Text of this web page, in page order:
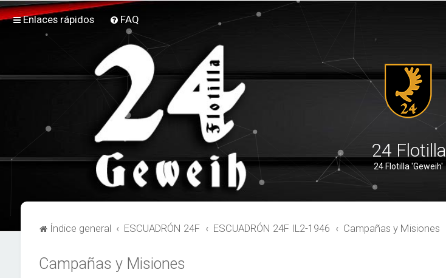
Enlaces rápidos FAQ
24 Flotilla
24 Flotilla 'Geweih'
Índice general ESCUADRÓN 24F ESCUADRÓN 24F IL2-1946 Campañas y Misiones
Campañas y Misiones